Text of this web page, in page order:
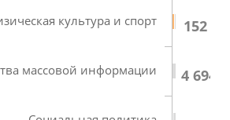
культура и спорт
массовой информации
152
4